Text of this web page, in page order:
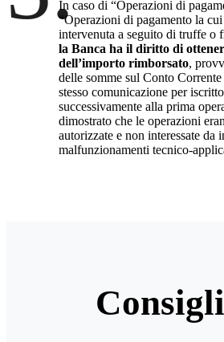
In caso di “Operazioni di
“Operazioni di pagamento la
intervenuta a seguito di truffe o
la Banca ha il diritto di
dell’importo rimborsato,
delle somme sul Conto
stesso comunicazione per
successivamente alla prima
dimostrato che le operazioni
autorizzate e non interessate da
malfunzionamenti tecnico-
Consigli